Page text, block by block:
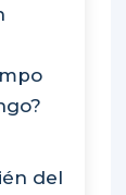
del